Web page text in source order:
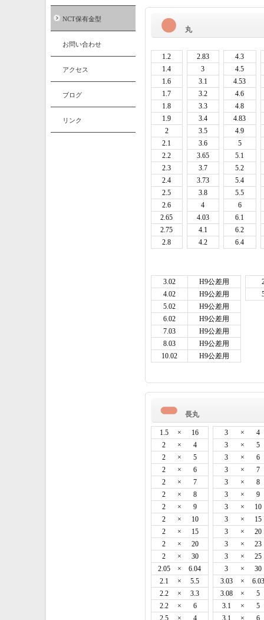
丸
1.2 2.83
4.3
1.4
3
4.5
1.6
3.1
4.53
1.7
3.2
4.6
1.8
3.3
4.8
1.9
3.4
4.83
2
3.5
4.9
2.1
3.6
5
2.2
3.65
5.1
2.3
3.7
5.2
2.4
3.73
5.4
2.5
3.8
5.5
2.6
4
6
2.65
4.03
6.1
2.75
4.1
6.2
2.8
4.2 6.4
3.02 H9公差用
4.02
H9公差用
5.02
H9公差用
6.02
H9公差用
7.03
H9公差用
8.03
H9公差用
10.02
H9公差用
長丸
1.5 × 16 3 ×
4
2
× 4 3 ×
5
2
× 5 3 ×
6
2
× 6 3 ×
7
2
× 7 3 ×
8
2
× 8 3 ×
9
2
× 9 3 ×
10
2
× 10 3 ×
15
2
× 15 3 ×
20
2
× 20 3 ×
23
2
× 30 3 ×
25
2.05
× 6.04 3 ×
30
2.1
× 5.5 3.03 ×
6.03
2.2
× 3.3 3.08 ×
5
2.2
× 6 3.1 ×
5
2.5
× 4 3.1 ×
6
NCT保有金型
お問い合わせ
アクセス
ブログ
リンク